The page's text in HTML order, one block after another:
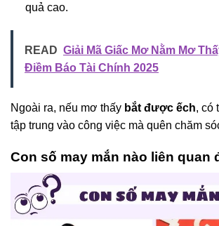
quả cao.
READ Giải Mã Giấc Mơ Nằm Mơ
Điềm Báo Tài Chính 2025
Ngoài ra, nếu mơ thấy bắt được ếch, có
tập trung vào công việc mà quên chăm
Con số may mắn nào liên quan